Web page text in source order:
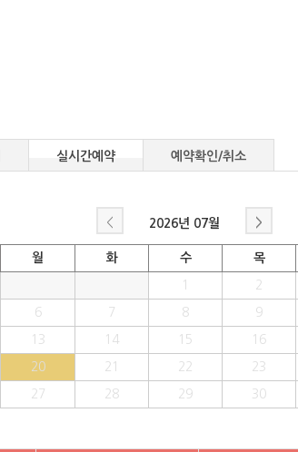
실시간예약 예약확인/취소
< 2026년 07월 >
월 화 수 목
2
6 7 8 9
13 14 15 16
20 21 22 23
27 28 29 30